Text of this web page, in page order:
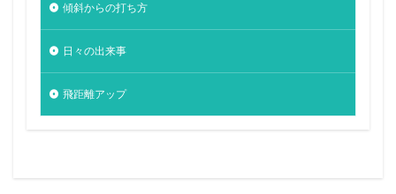
傾斜からの打ち方
日々の出来事
飛距離アップ